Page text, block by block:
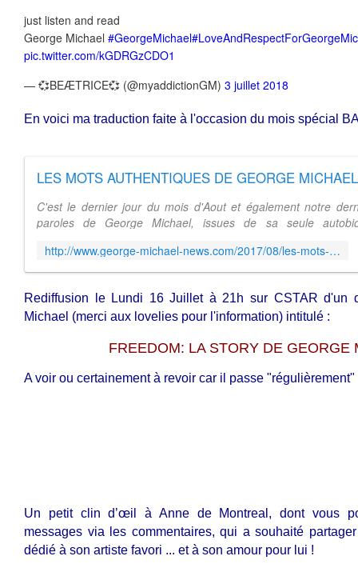
just listen and read
George Michael #GeorgeMichael
pic.twitter.com/kGDRGzCDO1
— 💞BEÆTRICE💞 (@myaddictionGM) 3 juillet 2018
En voici ma traduction faite à l'occasion du mois spécial
C'est le dernier jour du mois d'Aout et également notre
paroles de George Michael, issues de sa seule
http://www.george-michael-news.com/2017/08/les-mots-authentiques-de-george-michael-bare-31.html
Rediffusion le Lundi 16 Juillet à 21h sur CSTAR d'un
Michael (merci aux lovelies pour l'information) intitulé :
FREEDOM: LA STORY DE GEORGE
A voir ou certainement à revoir car il passe
Un petit clin d’œil à Anne de Montreal, dont vous
messages via les commentaires, qui a souhaité
dédié à son artiste favori ... et à son amour pour lui !